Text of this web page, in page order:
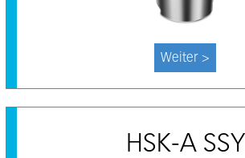
Weiter >
HSK-A SSY